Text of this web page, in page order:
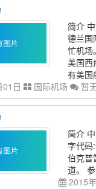
简介
德兰国
忙机场
美国西
有美国
日
国际机场 暂
简介
字代
伯克普
道。
2015